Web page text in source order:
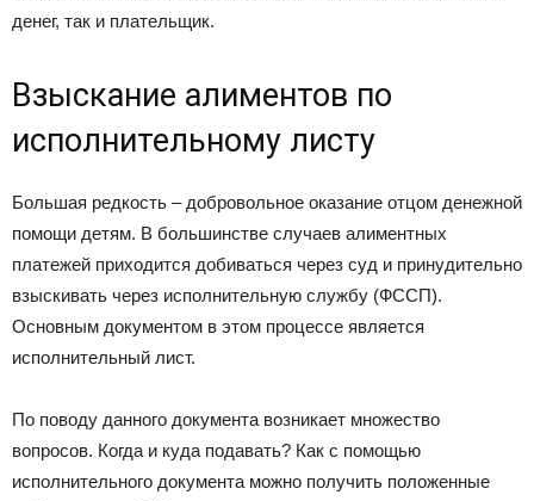
денег, так и плательщик.
Взыскание алиментов по
исполнительному листу
Большая редкость – добровольное оказание отцом денежной
помощи детям. В большинстве случаев алиментных
платежей приходится добиваться через суд и принудительно
взыскивать через исполнительную службу (ФССП).
Основным документом в этом процессе является
исполнительный лист.
По поводу данного документа возникает множество
вопросов. Когда и куда подавать? Как с помощью
исполнительного документа можно получить положенные